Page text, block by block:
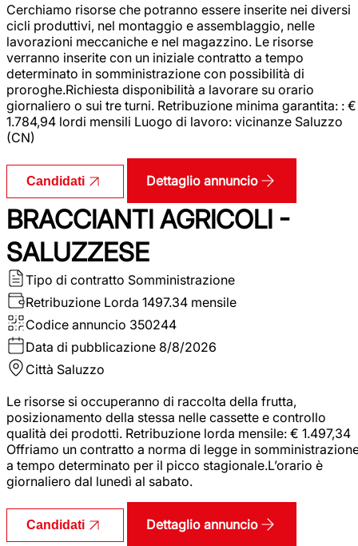
Cerchiamo risorse che potranno essere inserite nei diversi
cicli produttivi, nel montaggio e assemblaggio, nelle
lavorazioni meccaniche e nel magazzino. Le risorse
verranno inserite con un iniziale contratto a tempo
determinato in somministrazione con possibilità di
proroghe.Richiesta disponibilità a lavorare su orario
giornaliero o sui tre turni. Retribuzione minima garantita: : €
1.784,94 lordi mensili Luogo di lavoro: vicinanze Saluzzo
(CN)
Candidati Dettaglio annuncio
BRACCIANTI AGRICOLI -
SALUZZESE
Tipo di contratto Somministrazione
Retribuzione Lorda 1497.34 mensile
Codice annuncio 350244
Data di pubblicazione 8/8/2026
Città Saluzzo
Le risorse si occuperanno di raccolta della frutta,
posizionamento della stessa nelle cassette e controllo
qualità dei prodotti. Retribuzione lorda mensile: € 1.497,34
Offriamo un contratto a norma di legge in
a tempo determinato per il picco stagionale.L’orario è
giornaliero dal lunedì al sabato.
Candidati Dettaglio annuncio